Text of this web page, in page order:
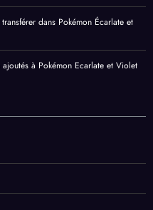
dans Pokémon Écarlate et
à Pokémon Ecarlate et Violet